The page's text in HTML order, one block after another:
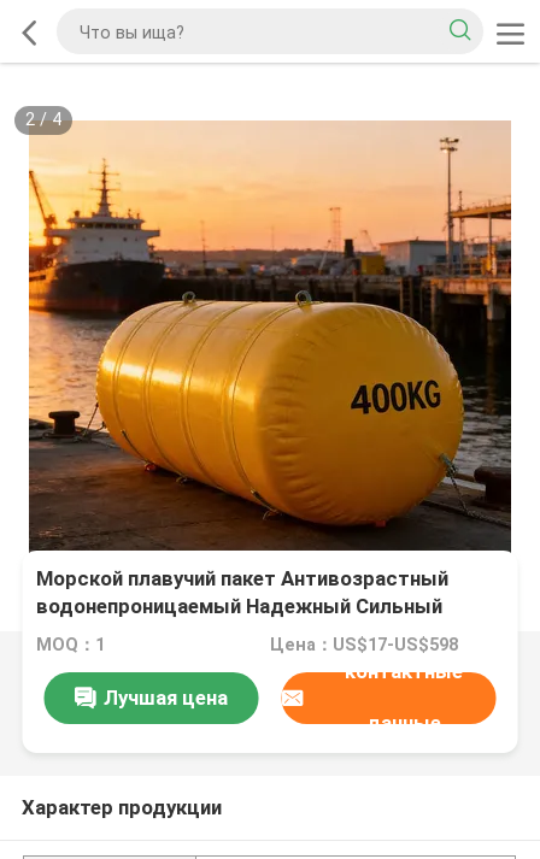
2/4
Морской плавучий пакет Антивозрастный
водонепроницаемый Надежный Сильный
плавучий легкая эксплуатация
MOQ：1 Цена：US$17-US$598
Лучшая цена
контактные
данные
Характер продукции